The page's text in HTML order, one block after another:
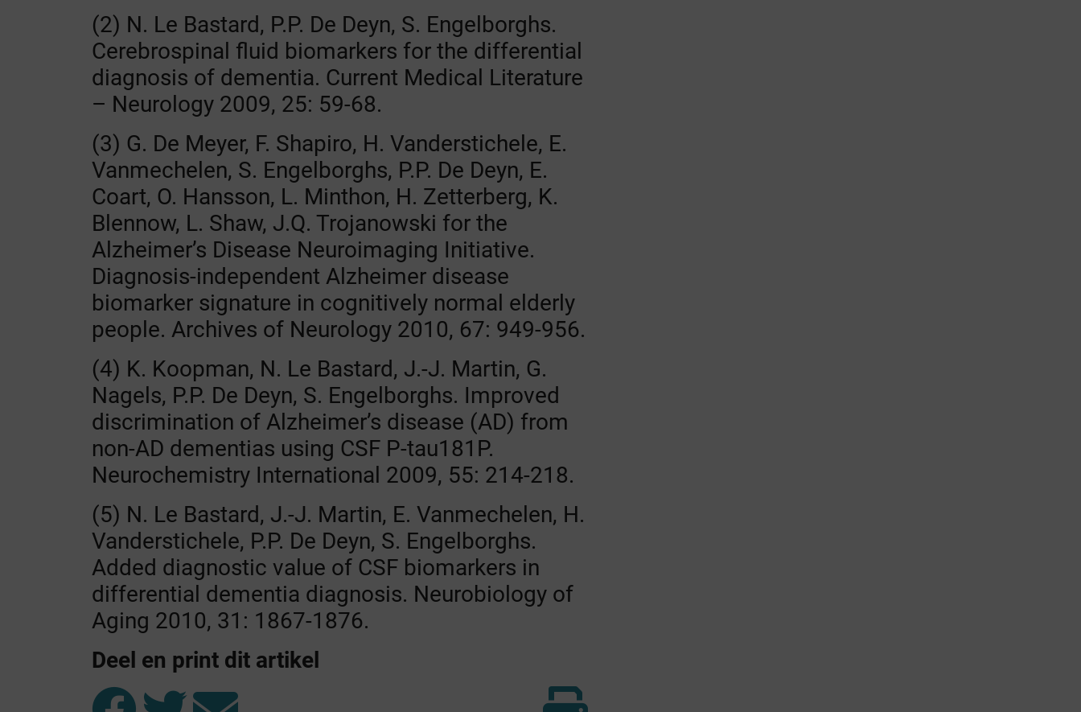
(2) N. Le Bastard, P.P. De Deyn, S. Engelborghs.
Cerebrospinal fluid biomarkers for the differential
diagnosis of dementia. Current Medical Literature
– Neurology 2009, 25: 59-68.
(3) G. De Meyer, F. Shapiro, H. Vanderstichele, E.
Vanmechelen, S. Engelborghs, P.P. De Deyn, E.
Coart, O. Hansson, L. Minthon, H. Zetterberg, K.
Blennow, L. Shaw, J.Q. Trojanowski for the
Alzheimer’s Disease Neuroimaging Initiative.
Diagnosis-independent Alzheimer disease
biomarker signature in cognitively normal elderly
people. Archives of Neurology 2010, 67: 949-956.
(4) K. Koopman, N. Le Bastard, J.-J. Martin, G.
Nagels, P.P. De Deyn, S. Engelborghs. Improved
discrimination of Alzheimer’s disease (AD) from
non-AD dementias using CSF P-tau181P.
Neurochemistry International 2009, 55: 214-218.
(5) N. Le Bastard, J.-J. Martin, E. Vanmechelen, H.
Vanderstichele, P.P. De Deyn, S. Engelborghs.
Added diagnostic value of CSF biomarkers in
differential dementia diagnosis. Neurobiology of
Aging 2010, 31: 1867-1876.
Deel en print dit artikel